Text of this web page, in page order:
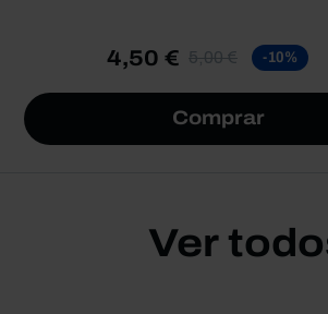
4,50 € 5,00 € -10%
Comprar
Ver